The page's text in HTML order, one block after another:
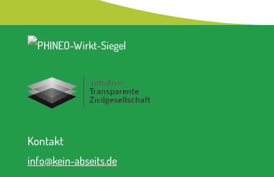
Kontakt
info@kein-abseits.de